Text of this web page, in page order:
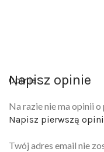
Napisz opinie
Opinie
Na razie nie ma opinii
Napisz pierwszą
Twój adres email nie